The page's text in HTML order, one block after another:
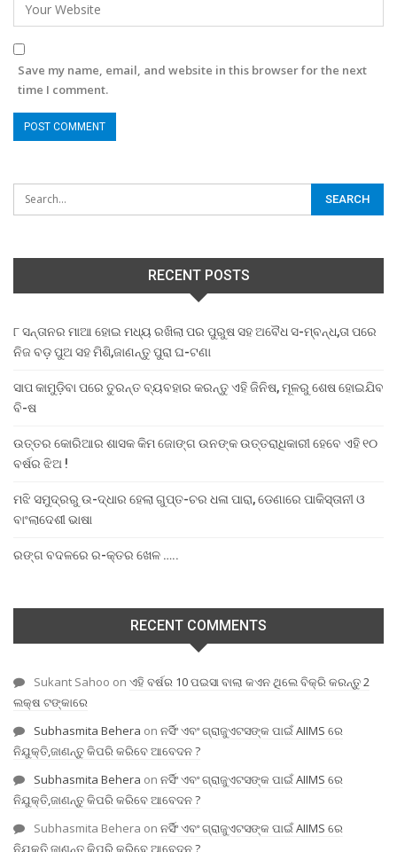
Save my name, email, and website in this browser for the next
time I comment.
RECENT POSTS
୮ ସନ୍ତାନର ମାଆ ହୋଇ ମଧ୍ୟ ରଖିଲା ପର ପୁରୁଷ ସହ ଅବୈଧ ସ-ମ୍ବନ୍ଧ,ତା ପରେ
ନିଜ ବଡ଼ ପୁଅ ସହ ମିଶି,ଜାଣନ୍ତୁ ପୁରା ଘ-ଟଣା
ସାପ କାମୁଡ଼ିବା ପରେ ତୁରନ୍ତ ବ୍ୟବହାର କରନ୍ତୁ ଏହି ଜିନିଷ, ମୂଳରୁ ଶେଷ ହୋଇଯିବ
ବି-ଷ
ଉତ୍ତର କୋରିଆର ଶାସକ କିମ ଜୋଙ୍ଗ ଉନଙ୍କ ଉତ୍ତରାଧିକାରୀ ହେବେ ଏହି ୧୦
ବର୍ଷର ଝିଅ !
ମଝି ସମୁଦ୍ରରୁ ଉ-ଦ୍ଧାର ହେଲା ଗୁପ୍ତ-ଚର ଧଳା ପାରା, ଡେଣାରେ ପାକିସ୍ତାନୀ ଓ
ବାଂଲାଦେଶୀ ଭାଷା
ରଙ୍ଗ ବଦଳରେ ର-କ୍ତର ଖେଳ …..
RECENT COMMENTS
Sukant Sahoo on ଏହି ବର୍ଷର 10 ପଇସା ବାଲା କଏନ ଥିଲେ ବିକ୍ରି କରନ୍ତୁ 2
ଲକ୍ଷ ଟଙ୍କାରେ
Subhasmita Behera on ନର୍ସିଂ ଏବଂ ଗ୍ରାଜୁଏଟସଙ୍କ ପାଇଁ AIIMS ରେ
ନିଯୁକ୍ତି,ଜାଣନ୍ତୁ କିପରି କରିବେ ଆବେଦନ ?
Subhasmita Behera on ନର୍ସିଂ ଏବଂ ଗ୍ରାଜୁଏଟସଙ୍କ ପାଇଁ AIIMS ରେ
ନିଯୁକ୍ତି,ଜାଣନ୍ତୁ କିପରି କରିବେ ଆବେଦନ ?
Subhasmita Behera on ନର୍ସିଂ ଏବଂ ଗ୍ରାଜୁଏଟସଙ୍କ ପାଇଁ AIIMS ରେ
ନିଯୁକ୍ତି,ଜାଣନ୍ତୁ କିପରି କରିବେ ଆବେଦନ ?